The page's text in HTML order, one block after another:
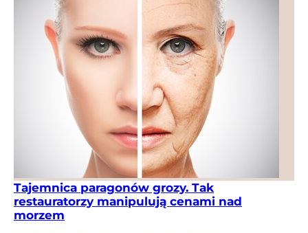
Tajemnica paragonów grozy. Tak
restauratorzy manipulują cenami nad
morzem